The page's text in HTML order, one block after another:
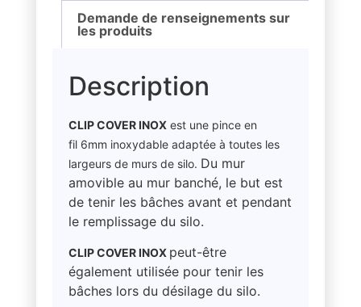
Demande de renseignements sur
les produits
Description
CLIP COVER INOXest une pince en
fil 6mm inoxydable adaptée à toutes les
largeurs de murs de silo. Du mur
amovible au mur banché, le but est
de tenir les bâches avant et pendant
le remplissage du silo.
CLIP COVER INOX peut-être
également utilisée pour tenir les
bâches lors du désilage du silo.